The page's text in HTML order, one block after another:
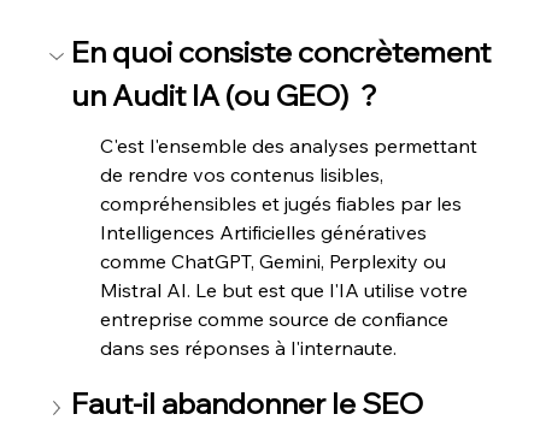
En quoi consiste concrètement
un Audit IA (ou GEO)  ?
C'est l'ensemble des analyses permettant
de rendre vos contenus lisibles,
compréhensibles et jugés fiables par les
Intelligences Artificielles génératives
comme ChatGPT, Gemini, Perplexity ou
Mistral AI. Le but est que l'IA utilise votre
entreprise comme source de confiance
dans ses réponses à l'internaute.
Faut-il abandonner le SEO
En quoi consiste concrètement
un Audit IA (ou GEO)  ?
C'est l'ensemble des analyses permettant
de rendre vos contenus lisibles,
compréhensibles et jugés fiables par les
Intelligences Artificielles génératives
comme ChatGPT, Gemini, Perplexity ou
Mistral AI. Le but est que l'IA utilise votre
entreprise comme source de confiance
dans ses réponses à l'internaute.
Faut-il abandonner le SEO